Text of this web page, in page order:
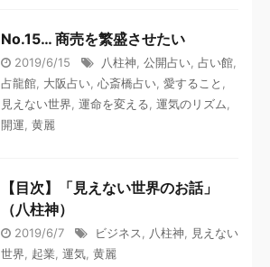
No.15… 商売を繁盛させたい
2019/6/15 八柱神, 公開占い, 占い館,
占龍館, 大阪占い, 心斎橋占い, 愛すること ,
見えない世界, 運命を変える, 運気のリズム,
開運, 黄麗
【目次】「見えない世界のお話」
（八柱神）
2019/6/7 ビジネス, 八柱神, 見えない
世界, 起業, 運気, 黄麗